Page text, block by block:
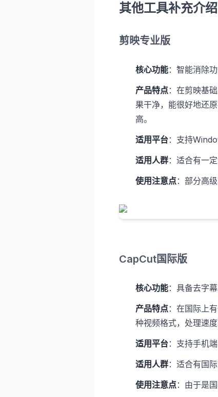
其他工具补充介绍
剪映专业版
核心功能：智能消除
产品特点：在剪映基
果干净，能很好地还
高。
适用平台：支持
适用人群：适合有一
使用注意点：部分高
CapCut国际版
核心功能：具备去字
产品特点：在国际上
种视频格式，处理速
适用平台：支持手机
适用人群：适合有国
使用注意点：由于是